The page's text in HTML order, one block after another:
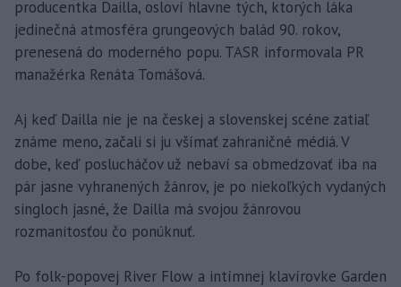
producentka Dailla, osloví hlavne tých, ktorých láka
jedinečná atmosféra grungeových balád 90. rokov,
prenesená do moderného popu. TASR informovala PR
manažérka Renáta Tomášová.
Aj keď Dailla nie je na českej a slovenskej scéne zatiaľ
známe meno, začali si ju všímať zahraničné médiá. V
dobe, keď poslucháčov už nebaví sa obmedzovať iba na
pár jasne vyhranených žánrov, je po niekoľkých vydaných
singloch jasné, že Dailla má svojou žánrovou
rozmanitosťou čo ponúknuť.
Po folk-popovej River Flow a intímnej klavírovke Garden